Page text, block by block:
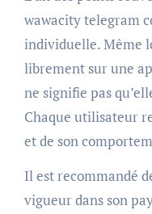
wawacity telegram
individuelle. Même
librement sur une
ne signifie pas
Chaque utilisateur
et de son
Il est recommandé
vigueur dans son